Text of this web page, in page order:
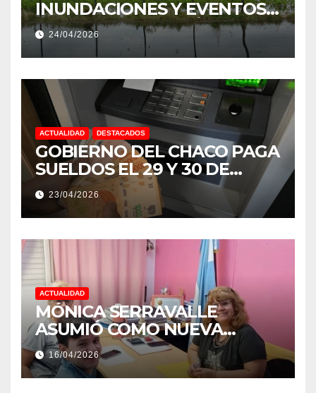
INUNDACIONES Y EVENTOS
EXTREMOS: “PODRÍA SER UN
NIÑO MUY IMPORTANTE”
24/04/2026
ACTUALIDAD DESTACADOS
GOBIERNO DEL CHACO PAGA
SUELDOS EL 29 Y 30 DE
ABRIL, CON EL 2% DE
AUMENTO
23/04/2026
ACTUALIDAD
MÓNICA SERRAVALLE
ASUMIÓ COMO NUEVA
DIRECTORA DEL E.E.S. N° 82
«RENÉ FAVALORO» DE
BASAIL.
16/04/2026